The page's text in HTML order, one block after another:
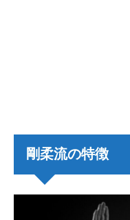
剛柔流の特徴